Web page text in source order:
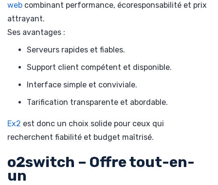
web combinant performance, écoresponsabilité et prix
attrayant.
Ses avantages :
Serveurs rapides et fiables.
Support client compétent et disponible.
Interface simple et conviviale.
Tarification transparente et abordable.
Ex2 est donc un choix solide pour ceux qui
recherchent fiabilité et budget maîtrisé.
o2switch – Offre tout-en-
un